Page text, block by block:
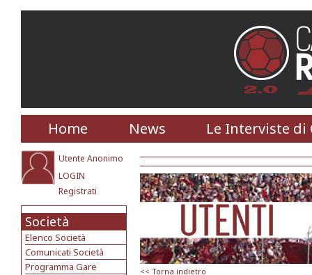
Home News Le Interviste di
Utente Anonimo
LOGIN
Registrati
Società
Elenco Società
Comunicati Società
Programma Gare
<< Torna indietro